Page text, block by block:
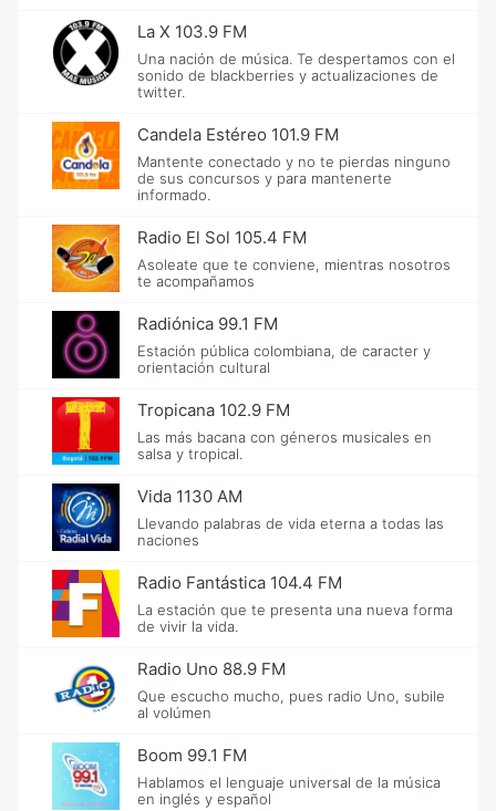
La X 103.9 FM
Una nación de música. Te despertamos con el
sonido de blackberries y actualizaciones de
twitter.
Candela Estéreo 101.9 FM
Mantente conectado y no te pierdas ninguno
de sus concursos y para mantenerte
informado.
Radio El Sol 105.4 FM
Asoleate que te conviene, mientras nosotros
te acompañamos
Radiónica 99.1 FM
Estación pública colombiana, de caracter y
orientación cultural
Tropicana 102.9 FM
Las más bacana con géneros musicales en
salsa y tropical.
Vida 1130 AM
Llevando palabras de vida eterna a todas las
naciones
Radio Fantástica 104.4 FM
La estación que te presenta una nueva forma
de vivir la vida.
Radio Uno 88.9 FM
Que escucho mucho, pues radio Uno, subile
al volúmen
Boom 99.1 FM
Hablamos el lenguaje universal de la música
en inglés y español